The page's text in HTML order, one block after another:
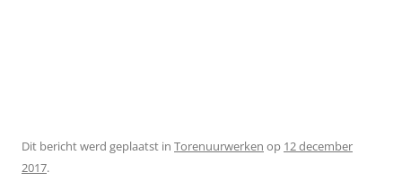
Dit bericht werd geplaatst in Torenuurwerken op 12 december
2017.